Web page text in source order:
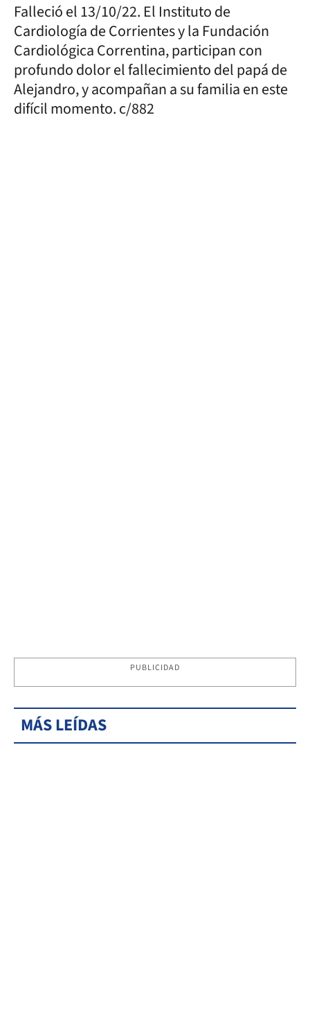
Falleció el 13/10/22. El Instituto de
Cardiología de Corrientes y la Fundación
Cardiológica Correntina, participan con
profundo dolor el fallecimiento del papá de
Alejandro, y acompañan a su familia en este
difícil momento. c/882
PUBLICIDAD
MÁS LEÍDAS